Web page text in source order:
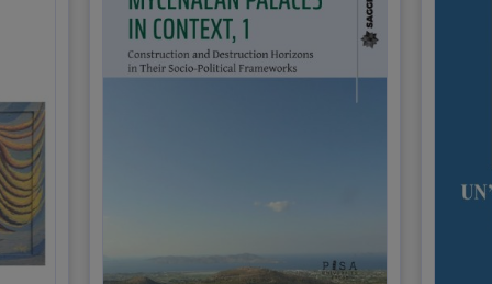
sua ricerca è focalizzata su plurilinguismo, spazio urbano e
rappresentazione cinematografica.